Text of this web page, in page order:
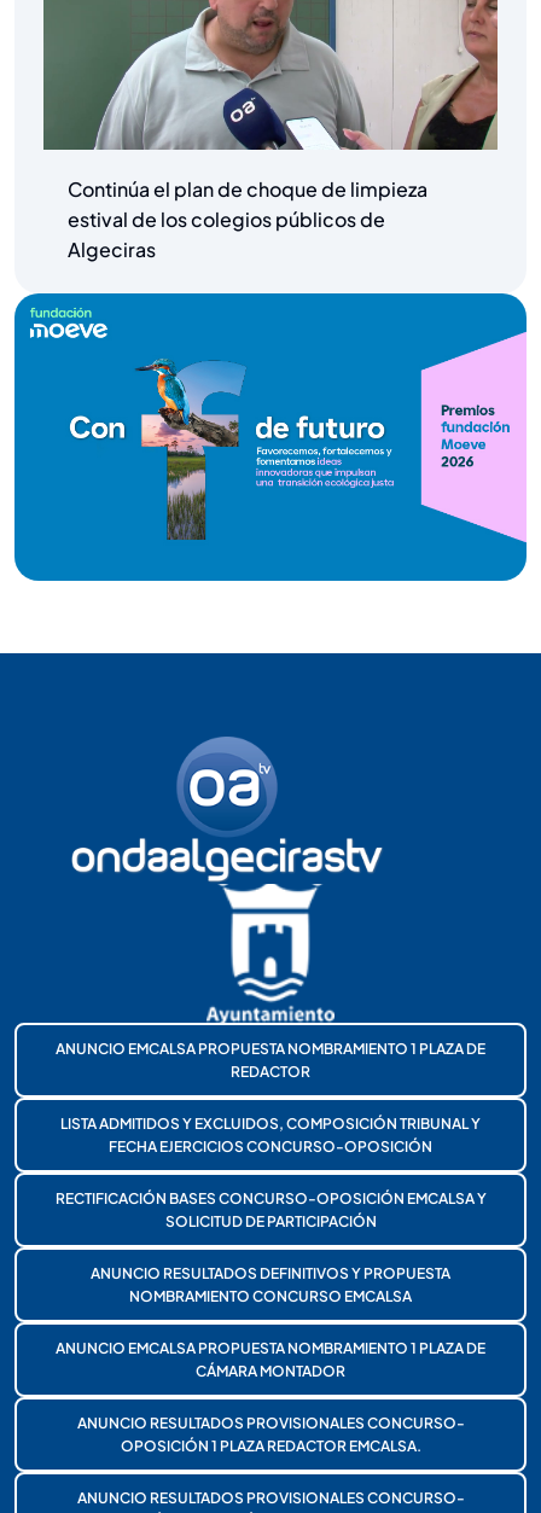
Continúa el plan de choque de limpieza
estival de los colegios públicos de
Algeciras
ANUNCIO EMCALSA PROPUESTA NOMBRAMIENTO 1 PLAZA DE
REDACTOR
LISTA ADMITIDOS Y EXCLUIDOS, COMPOSICIÓN TRIBUNAL Y
FECHA EJERCICIOS CONCURSO-OPOSICIÓN
RECTIFICACIÓN BASES CONCURSO-OPOSICIÓN EMCALSA Y
SOLICITUD DE PARTICIPACIÓN
ANUNCIO RESULTADOS DEFINITIVOS Y PROPUESTA
NOMBRAMIENTO CONCURSO EMCALSA
ANUNCIO EMCALSA PROPUESTA NOMBRAMIENTO 1 PLAZA DE
CÁMARA MONTADOR
ANUNCIO RESULTADOS PROVISIONALES CONCURSO-
OPOSICIÓN 1 PLAZA REDACTOR EMCALSA.
ANUNCIO RESULTADOS PROVISIONALES CONCURSO-